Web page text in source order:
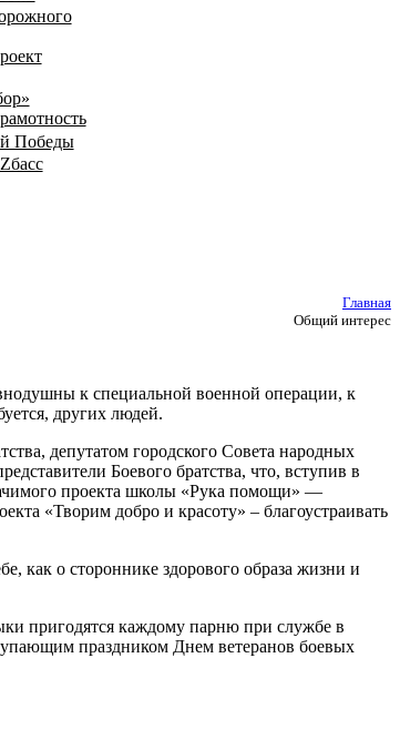
Победы
Главная
Общий интерес
к специальной военной операции, к
других людей.
депутатом городского Совета народных
Боевого братства, что, вступив в
проекта школы «Рука помощи» —
«Творим добро и красоту» – благоустраивать
как о стороннике здорового образа жизни и
пригодятся каждому парню при службе в
праздником Днем ветеранов боевых